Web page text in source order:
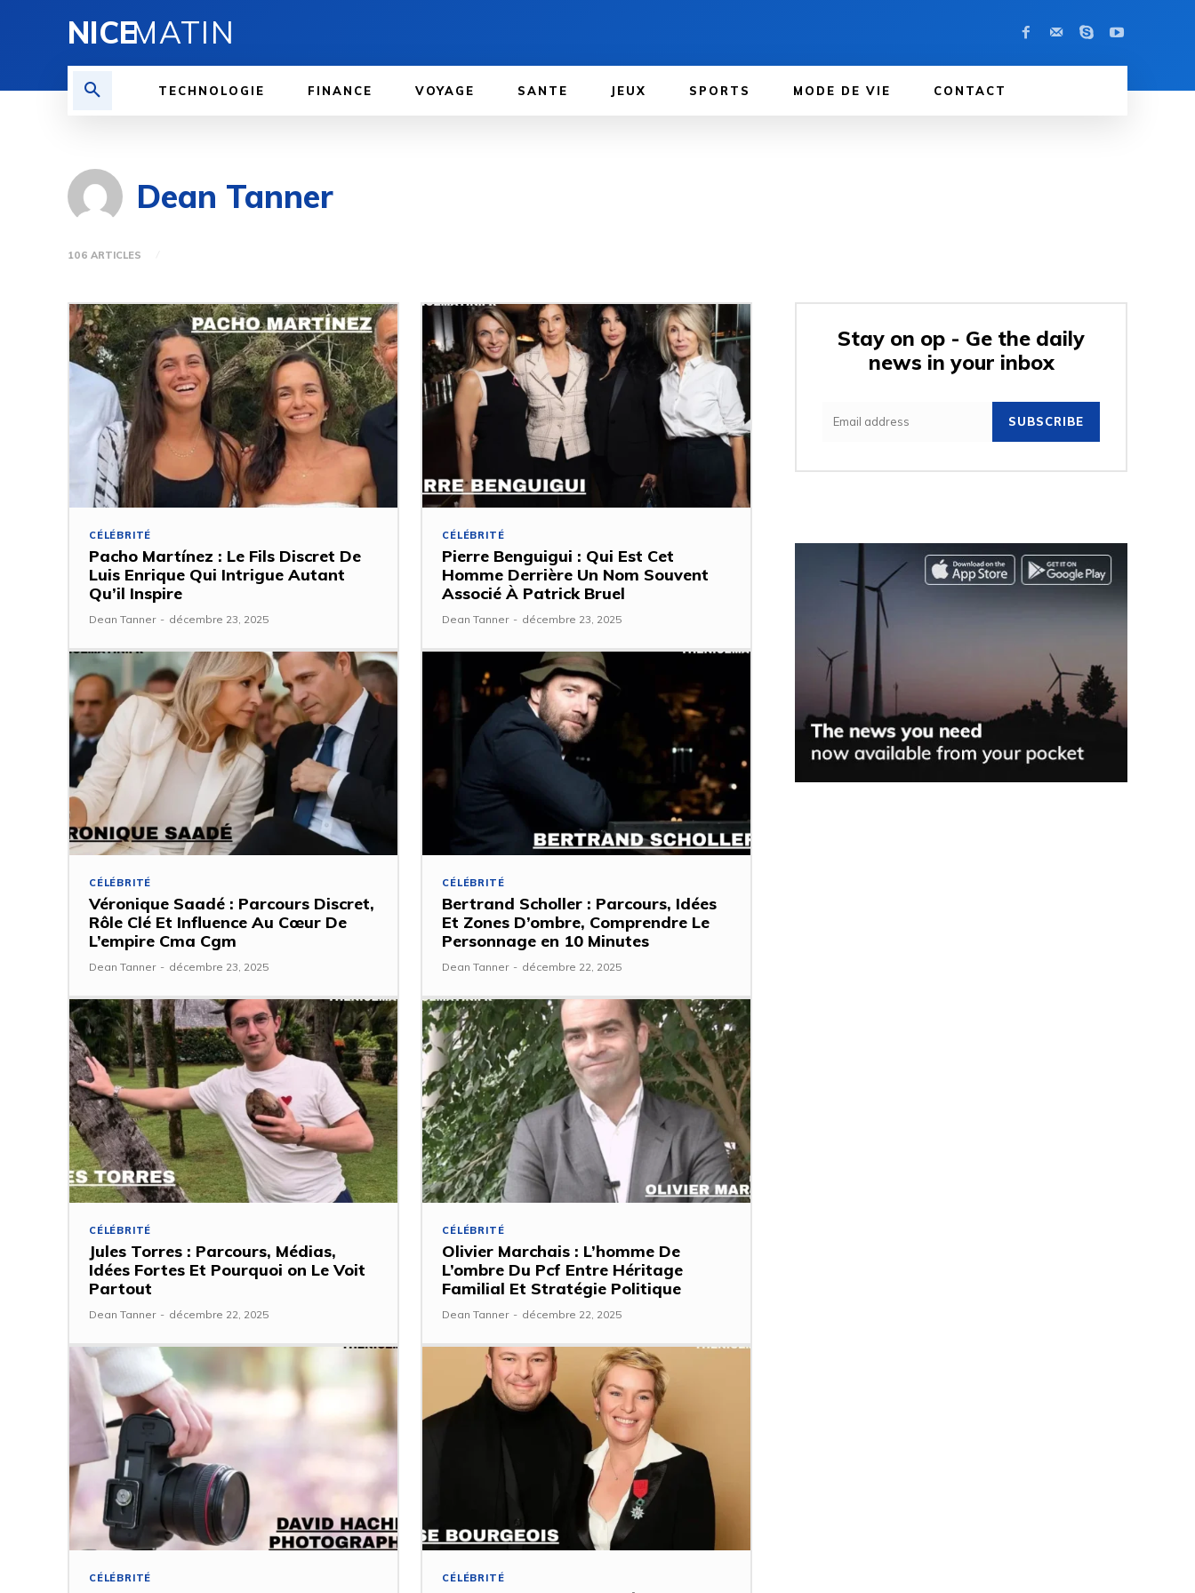
NICEMATIN
TECHNOLOGIE FINANCE VOYAGE SANTE JEUX SPORTS MODE DE VIE CONTACT
Dean Tanner
106 ARTICLES
CÉLÉBRITÉ
Pacho Martínez : Le Fils Discret De
Luis Enrique Qui Intrigue Autant
Qu’il Inspire
Dean Tanner - décembre 23, 2025
CÉLÉBRITÉ
Pierre Benguigui : Qui Est Cet
Homme Derrière Un Nom Souvent
Associé À Patrick Bruel
Dean Tanner - décembre 23, 2025
CÉLÉBRITÉ
Véronique Saadé : Parcours Discret,
Rôle Clé Et Influence Au Cœur De
L’empire Cma Cgm
Dean Tanner - décembre 23, 2025
CÉLÉBRITÉ
Bertrand Scholler : Parcours, Idées
Et Zones D’ombre, Comprendre Le
Personnage en 10 Minutes
Dean Tanner - décembre 22, 2025
CÉLÉBRITÉ
Jules Torres : Parcours, Médias,
Idées Fortes Et Pourquoi on Le Voit
Partout
Dean Tanner - décembre 22, 2025
CÉLÉBRITÉ
Olivier Marchais : L’homme De
L’ombre Du Pcf Entre Héritage
Familial Et Stratégie Politique
Dean Tanner - décembre 22, 2025
CÉLÉBRITÉ CÉLÉBRITÉ
Stay on op - Ge the daily
news in your inbox
SUBSCRIBE